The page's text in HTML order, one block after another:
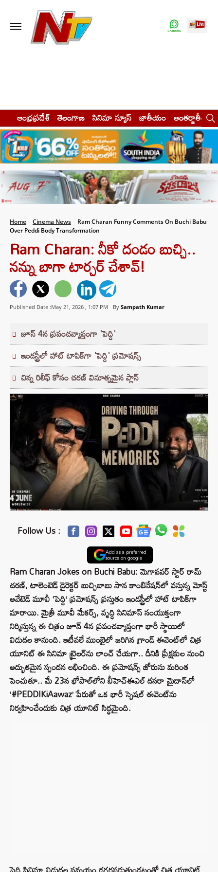
ఆంధ్రప్రదేశ్ తెలంగాణ సినిమా న్యూస్ జాతీయం అంతర్జాతీయం
Home Cinema News
Ram Charan Funny Comments On Buchi Babu
Over Peddi Body Transformation
Ram Charan: నీకో దండం బుచ్చి..
నన్ను బాగా టార్చర్ చేశావ్!
Published Date :May 21, 2026 , 1:07 PM By Sampath Kumar
జూన్ 4న ప్రపంచవ్యాప్తంగా 'పెద్ది'
ఇండస్ట్రీలో హాట్ టాపిక్‌గా 'పెద్ది' ప్రమోషన్స్
చిన్న రిలీఫ్ కోసం చరణ్ వినూత్నమైన ప్లాన్
Follow Us :
Add as a preferred
source on google
Ram Charan Jokes on Buchi Babu: మెగాపవర్ స్టార్ రామ్
చరణ్, టాలెంటెడ్ డైరెక్టర్ బుచ్చిబాబు సాన కాంబినేషన్‌లో వస్తున్న మోస్ట్
అవేటెడ్ మూవీ ‘పెద్ది’ ప్రమోషన్స్ ప్రస్తుతం ఇండస్ట్రీలో హాట్ టాపిక్‌గా
మారాయి. మైత్రీ మూవీ మేకర్స్, వృద్ధి సినిమాస్ సంయుక్తంగా
నిర్మిస్తున్న ఈ చిత్రం జూన్ 4న ప్రపంచవ్యాప్తంగా భారీ స్థాయిలో
విడుదల కానుంది. ఇటీవలే ముంబైలో జరిగిన గ్రాండ్ ఈవెంట్‌లో చిత్ర
యూనిట్ ఈ సినిమా ట్రైలర్‌ను లాంచ్ చేయగా.. దీనికి ప్రేక్షకుల నుంచి
అద్భుతమైన స్పందన లభించింది. ఈ ప్రమోషన్స్ జోరును మరింత
పెంచుతూ.. మే 23న భోపాల్‌లోని బీహెచ్ఈఎల్ దసరా మైదాన్‌లో
‘#PEDDIKiAawaz’ పేరుతో ఒక భారీ స్పెషల్ ఈవెంట్‌ను
నిర్వహించేందుకు చిత్ర యూనిట్ సిద్ధమైంది.